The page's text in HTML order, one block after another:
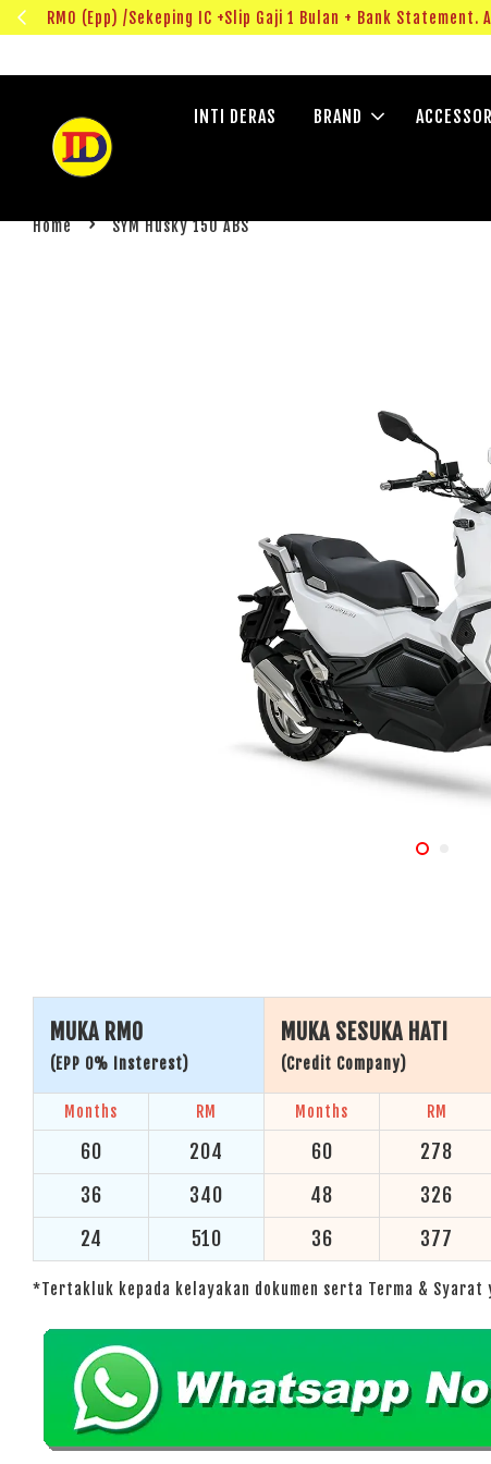
Muka (Deposit) RM0 (Epp) /Sekeping IC +Slip Gaji 1 Bulan +
INTI DERAS BRAND
Home › SYM Husky 150 ABS
MUKA RM0
(EPP 0% Insterest)
MUKA SESUKA HATI
(Credit Company)
Months RM Months RM
60 204 60
278
36
340 48
326
24
510 36 377
*Tertakluk kepada kelayakan dokumen serta Terma & Syarat